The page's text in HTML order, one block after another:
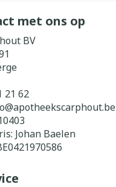
met ons op
BV
21 62
apotheekscarphout.be
Johan Baelen